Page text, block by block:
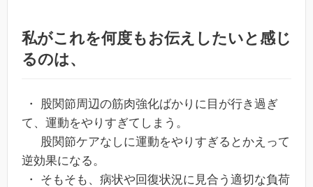
私がこれを何度もお伝えしたいと感じ
るのは、
・ 股関節周辺の筋肉強化ばかりに目が行き過ぎ
て、運動をやりすぎてしまう。
股関節ケアなしに運動をやりすぎるとかえって
逆効果になる。
・ そもそも、病状や回復状況に見合う適切な負荷